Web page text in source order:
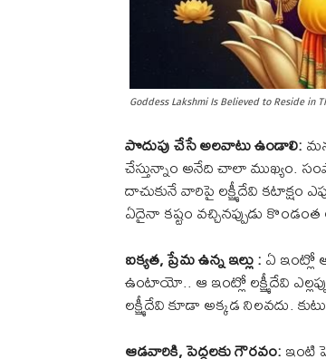
Goddess Lakshmi Is Believed to Reside in
పొదుపు చేసే అలవాటు ఉండాలి:
చేస్తున్నాం అనేది చాలా ముఖ్యం.
దాచుకునే వారిపై లక్ష్మీదేవి కటాక్షం
ఏదైనా కష్టం వచ్చినప్పుడు
ఐక్యత, ప్రేమ ఉన్న ఇల్లు :ఏ ఇంట్లో
ఉంటాయో.. ఆ ఇంట్లో లక్ష్మీదేవి
లక్ష్మీదేవి కూడా అక్కడ నిలవదు.
ఆడవారికి, పెద్దలకు గౌరవం:ఇంటి